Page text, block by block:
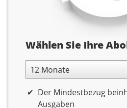
Abolaufzeit
Wählen Sie Ihre
12 Monate Laufzeit
Der Mindestbezug
Ausgaben